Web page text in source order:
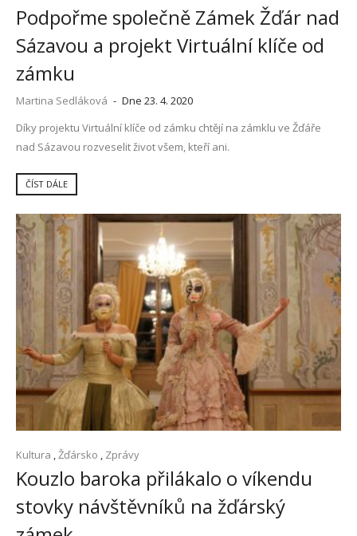
Podpořme společně Zámek Žďár nad
Sázavou a projekt Virtuální klíče od
zámku
Martina Sedláková - Dne 23. 4. 2020
Díky projektu Virtuální klíče od zámku chtějí na zámklu ve Žďáře
nad Sázavou rozveselit život všem, kteří ani.
ČÍST DÁLE
Kultura Žďársko Zprávy
Kouzlo baroka přilákalo o víkendu
stovky návštěvníků na žďárský